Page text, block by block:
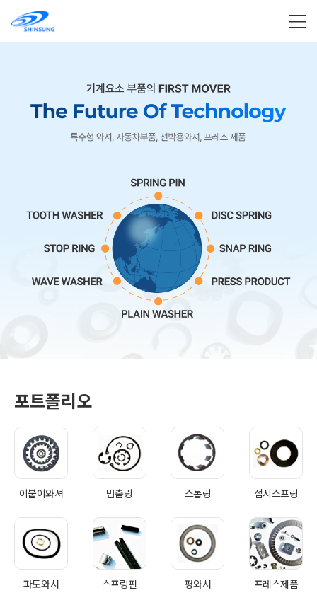
포트폴리오
이붙이와셔 멈춤링 스톱링 접시스프링
파도와셔 스프링핀 평와셔 프레스제품